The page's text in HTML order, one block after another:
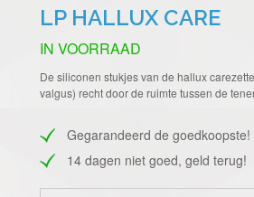
LP HALLUX CARE
IN VOORRAAD
De siliconen stukjes van de hallux
valgus) recht door de ruimte tussen de
Gegarandeerd de goedkoopste!
14 dagen niet goed, geld terug!